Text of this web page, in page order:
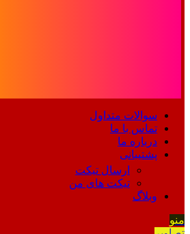
سوالات متداول
تماس با ما
درباره ما
پشتیبانی
ارسال تیکت
تیکت های من
وبلاگ
منو